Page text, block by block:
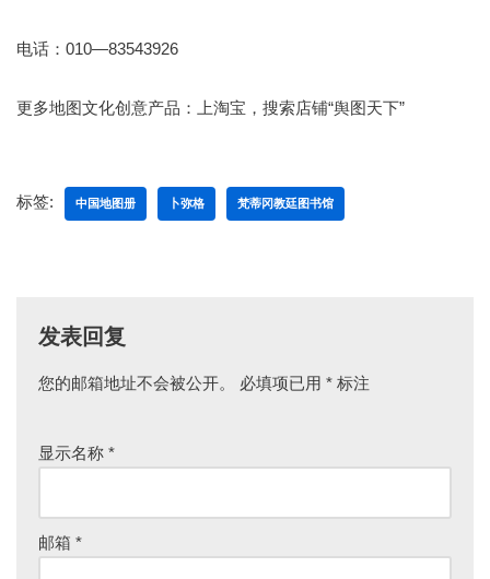
电话：010—83543926
更多地图文化创意产品：上淘宝，搜索店铺“舆图天下”
标签: 中国地图册 卜弥格 梵蒂冈教廷图书馆
发表回复
您的邮箱地址不会被公开。 必填项已用 * 标注
显示名称 *
邮箱 *